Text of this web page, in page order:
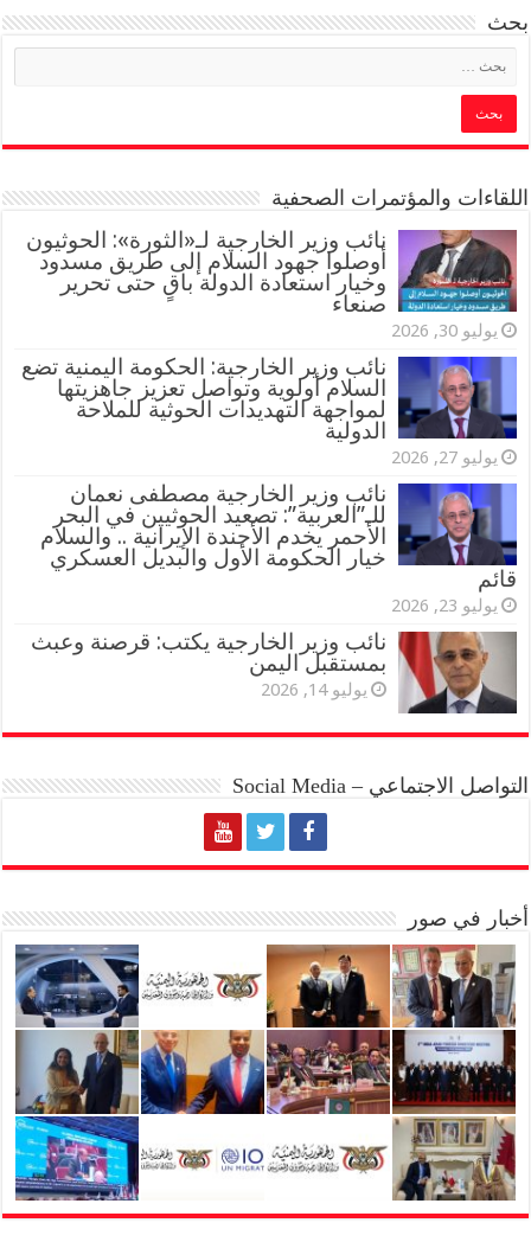
بحث
اللقاءات والمؤتمرات الصحفية
‏نائب وزير الخارجية لـ«الثورة»: الحوثيون
أوصلوا جهود السلام إلى طريق مسدود
وخيار استعادة الدولة باقٍ حتى تحرير
صنعاء
يوليو 30, 2026
نائب وزير الخارجية: الحكومة اليمنية تضع
السلام أولوية وتواصل تعزيز جاهزيتها
لمواجهة التهديدات الحوثية للملاحة
الدولية
يوليو 27, 2026
نائب وزير الخارجية مصطفى نعمان
للـ”العربية”: تصعيد الحوثيين في البحر
الأحمر يخدم الأجندة الإيرانية .. والسلام
خيار الحكومة الأول والبديل العسكري
قائم
يوليو 23, 2026
نائب وزير الخارجية يكتب: قرصنة وعبث
بمستقبل اليمن
يوليو 14, 2026
التواصل الاجتماعي – Social Media
أخبار في صور